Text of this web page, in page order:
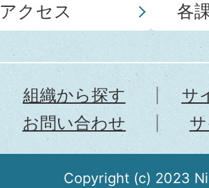
アクセス 各
組織から探す
サ
お問い合わせ
Copyright (c) 2023